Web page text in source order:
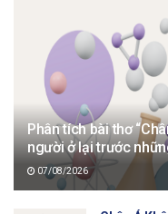
Phân tích bài thơ
người ở lại trước
07/08/2026